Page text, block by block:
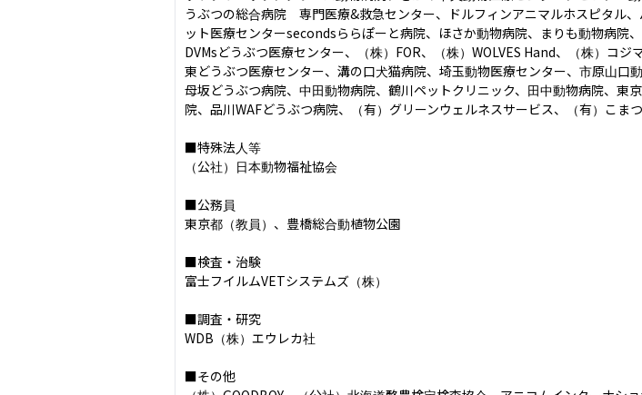
うぶつの総合病院　専門医療&救急センター、ドルフィンアニマルホスピタル
ット医療センターsecondsららぽーと病院、ほさか動物病院、まりも動物病院
DVMsどうぶつ医療センター、（株）FOR、（株）WOLVES Hand、（株）コ
東どうぶつ医療センター、溝の口犬猫病院、埼玉動物医療センター、市原山口
母坂どうぶつ病院、中田動物病院、鶴川ペットクリニック、田中動物病院、
院、品川WAFどうぶつ病院、（有）グリーンウェルネスサービス、（有）こ
■特殊法人等
（公社）日本動物福祉協会
■公務員
東京都（教員）、豊橋総合動植物公園
■検査・治験
富士フイルムVETシステムズ（株）
■調査・研究
WDB（株）エウレカ社
■その他